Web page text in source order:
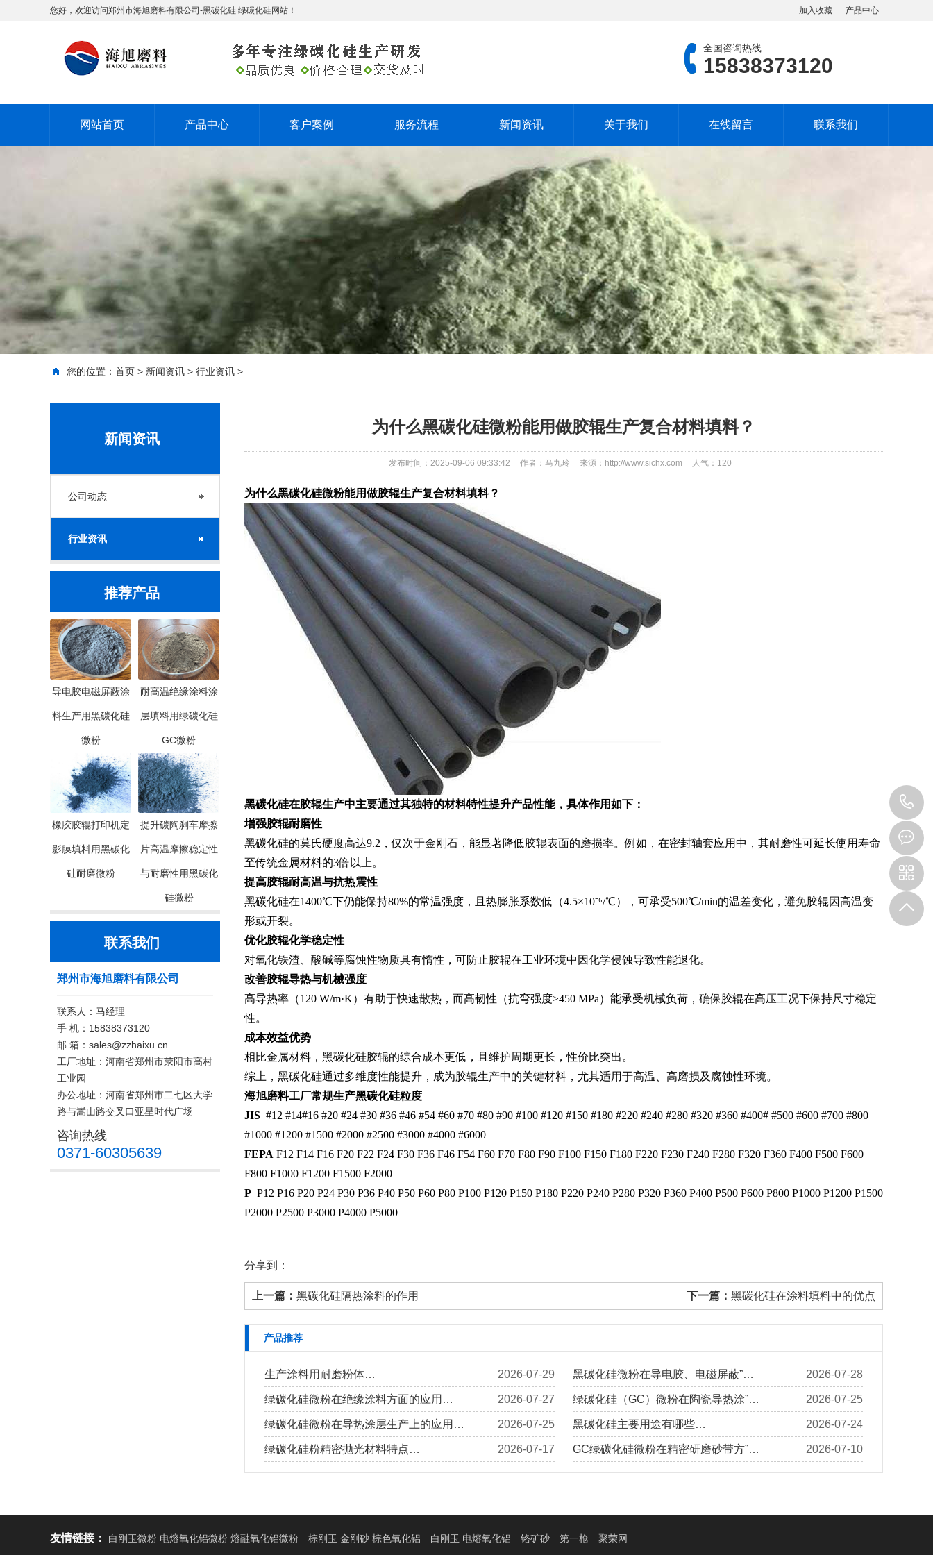
您好，欢迎访问郑州市海旭磨料有限公司-黑碳化硅 绿碳化硅网站！ 加入收藏 产品中心
全国咨询热线
15838373120
网站首页 产品中心 客户案例 服务流程 新闻资讯 关于我们 在线留言 联系我们
您的位置： 首页 > 新闻资讯 > 行业资讯 >
新闻资讯
公司动态
行业资讯
推荐产品
导电胶电磁屏蔽涂
料生产用黑碳化硅
微粉
耐高温绝缘涂料涂
层填料用绿碳化硅
GC微粉
橡胶胶辊打印机定
影膜填料用黑碳化
硅耐磨微粉
提升碳陶刹车摩擦
片高温摩擦稳定性
与耐磨性用黑碳化
硅微粉
联系我们
郑州市海旭磨料有限公司
联系人：马经理
手 机：15838373120
邮 箱：sales@zzhaixu.cn
工厂地址：河南省郑州市荥阳市高村
工业园
办公地址：河南省郑州市二七区大学
路与嵩山路交叉口亚星时代广场
咨询热线
0371-60305639
为什么黑碳化硅微粉能用做胶辊生产复合材料填料？
发布时间：2025-09-06 09:33:42 作者：马九玲 来源：http://www.sichx.com 人气： 120
为什么黑碳化硅微粉能用做胶辊生产复合材料填料？
黑碳化硅在胶辊生产中主要通过其独特的材料特性提升产品性能，具体作用如下：
‌增强胶辊耐磨性
黑碳化硅的莫氏硬度高达9.2，仅次于金刚石，能显著降低胶辊表面的磨损率。例如，在密封轴套应用中，其耐磨性可延长使用寿命
至传统金属材料的3倍以上‌。
‌提高胶辊耐高温与抗热震性
黑碳化硅在1400℃下仍能保持80%的常温强度，且热膨胀系数低（4.5×10⁻⁶/℃），可承受500℃/min的温差变化，避免胶辊因高温变
形或开裂‌。
‌优化胶辊化学稳定性
对氧化铁渣、酸碱等腐蚀性物质具有惰性，可防止胶辊在工业环境中因化学侵蚀导致性能退化‌。
‌改善胶辊导热与机械强度
高导热率（120 W/m·K）有助于快速散热，而高韧性（抗弯强度≥450 MPa）能承受机械负荷，确保胶辊在高压工况下保持尺寸稳定
性‌。
‌成本效益优势
相比金属材料，黑碳化硅胶辊的综合成本更低，且维护周期更长，性价比突出‌。
综上，黑碳化硅通过多维度性能提升，成为胶辊生产中的关键材料，尤其适用于高温、高磨损及腐蚀性环境‌。
海旭磨料工厂常规生产黑碳化硅粒度
JIS #12 #14#16 #20 #24 #30 #36 #46 #54 #60 #70 #80 #90 #100 #120 #150 #180 #220 #240 #280 #320 #360 #400# #500 #600 #700 #800
#1000 #1200 #1500 #2000 #2500 #3000 #4000 #6000
FEPA F12 F14 F16 F20 F22 F24 F30 F36 F46 F54 F60 F70 F80 F90 F100 F150 F180 F220 F230 F240 F280 F320 F360 F400 F500 F600
F800 F1000 F1200 F1500 F2000
P P12 P16 P20 P24 P30 P36 P40 P50 P60 P80 P100 P120 P150 P180 P220 P240 P280 P320 P360 P400 P500 P600 P800 P1000 P1200 P1500
P2000 P2500 P3000 P4000 P5000
分享到：
上一篇： 黑碳化硅隔热涂料的作用 下一篇： 黑碳化硅在涂料填料中的优点
产品推荐
2026-07-29
生产涂料用耐磨粉体… 2026-07-28
黑碳化硅微粉在导电胶、电磁屏蔽”…
2026-07-27
绿碳化硅微粉在绝缘涂料方面的应用… 2026-07-25
绿碳化硅（GC）微粉在陶瓷导热涂”…
2026-07-25
绿碳化硅微粉在导热涂层生产上的应用… 2026-07-24
黑碳化硅主要用途有哪些…
2026-07-17
绿碳化硅粉精密抛光材料特点… 2026-07-10
GC绿碳化硅微粉在精密研磨砂带方”…
友情链接： 白刚玉微粉 电熔氧化铝微粉 熔融氧化铝微粉 棕刚玉 金刚砂 棕色氧化铝 白刚玉 电熔氧化铝 铬矿砂 第一枪 聚荣网